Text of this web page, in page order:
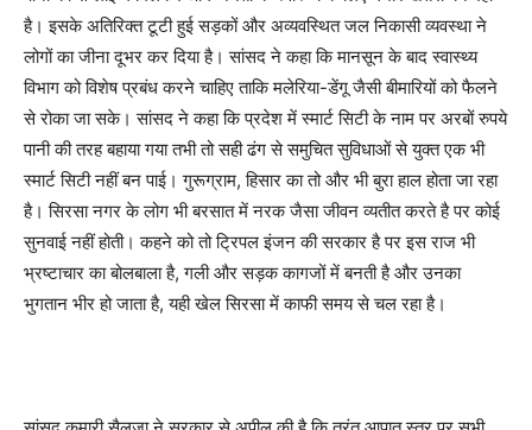
है। इसके अतिरिक्त टूटी हुई सड़कों और अव्यवस्थित जल निकासी व्यवस्था ने
लोगों का जीना दूभर कर दिया है। सांसद ने कहा कि मानसून के बाद स्वास्थ्य
विभाग को विशेष प्रबंध करने चाहिए ताकि मलेरिया-डेंगू जैसी बीमारियों को फैलने
से रोका जा सके। सांसद ने कहा कि प्रदेश में स्मार्ट सिटी के नाम पर अरबों रुपये
पानी की तरह बहाया गया तभी तो सही ढंग से समुचित सुविधाओं से युक्त एक भी
स्मार्ट सिटी नहीं बन पाई। गुरूग्राम, हिसार का तो और भी बुरा हाल होता जा रहा
है। सिरसा नगर के लोग भी बरसात में नरक जैसा जीवन व्यतीत करते है पर कोई
सुनवाई नहीं होती। कहने को तो ट्रिपल इंजन की सरकार है पर इस राज भी
भ्रष्टाचार का बोलबाला है, गली और सड़क कागजों में बनती है और उनका
भुगतान भीर हो जाता है, यही खेल सिरसा में काफी समय से चल रहा है।